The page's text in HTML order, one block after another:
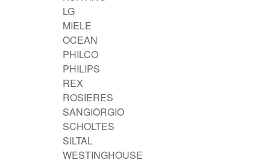
LG
MIELE
OCEAN
PHILCO
PHILIPS
REX
ROSIERES
SANGIORGIO
SCHOLTES
SILTAL
WESTINGHOUSE